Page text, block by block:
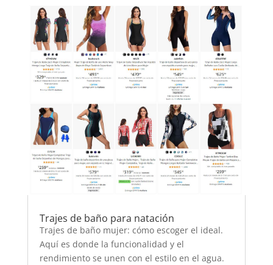
Trajes de baño para natación
Trajes de baño mujer: cómo escoger el ideal.
Aquí es donde la funcionalidad y el
rendimiento se unen con el estilo en el agua.